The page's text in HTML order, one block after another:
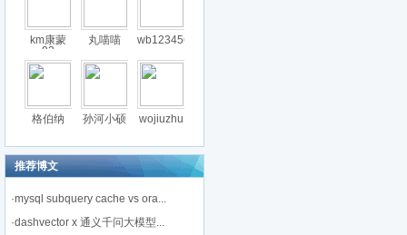
km康蒙
92
丸喵喵 wb123456
格伯纳 孙河小硕 wojiuzhu
推荐博文
·mysql subquery cache vs ora...
·dashvector x 通义千问大模型...